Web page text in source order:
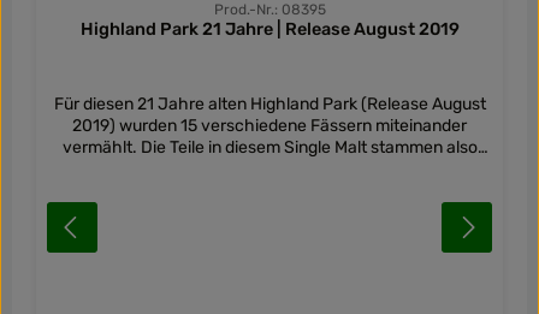
Prod.-Nr.: 08395
Highland Park 21 Jahre | Release August 2019
Für diesen 21 Jahre alten Highland Park (Release August
2019) wurden 15 verschiedene Fässern miteinander
vermählt. Die Teile in diesem Single Malt stammen also
besteht aus Teilen, welche aus First Fill Sherryfässern aus
europäischer Eiche und amerikanischer Eiche stammen,
sowie aus Refill Casks. Der 21 Jahre alte Highland Park